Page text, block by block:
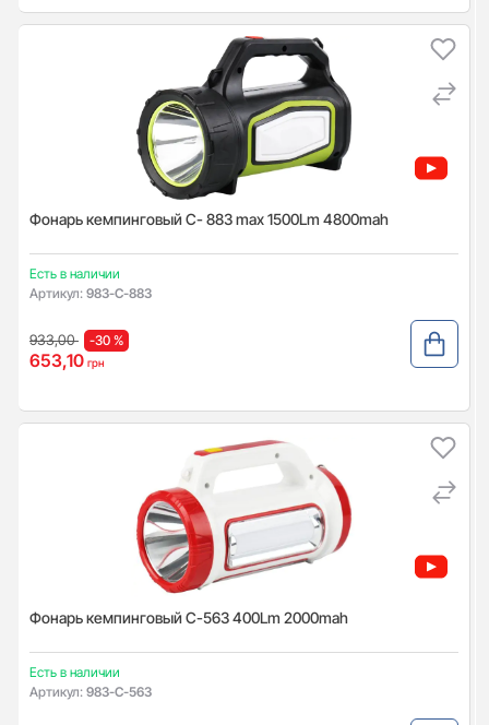
Фонарь кемпинговый С- 883 max 1500Lm 4800mah
Есть в наличии
Артикул: 983-C-883
933,00 -30 %
653,10 грн
Фонарь кемпинговый С-563 400Lm 2000mah
Есть в наличии
Артикул: 983-C-563